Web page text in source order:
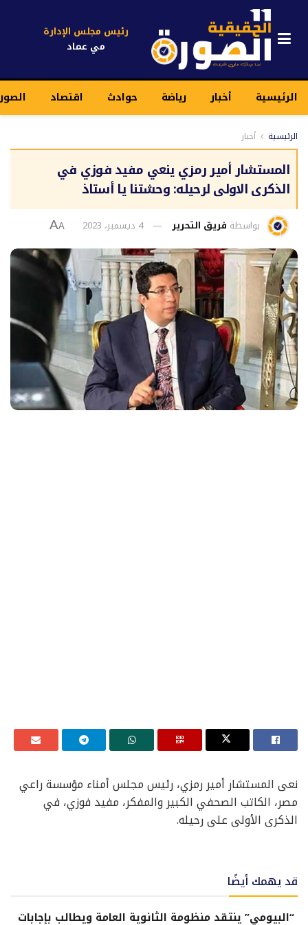
رئيس مجلس الإدارة
مي عماد
الرئيسية أخبار رياضة حوادث اقتصاد
الرئيسية أخبار
المستشار أمير رمزي ينعي مفيد فوزي في
الذكرى الاولى لرحيله: وحشتنا يا أستاذ
بواسطة فريق التحرير 4 ديسمبر، 2023 A
A
نعى المستشار أمير رمزي، رئيس مجلس أمناء مؤسسة راعي
مصر، الكاتب الصحفي الكبير والمفكر، مفيد فوزي، في
الذكرى الأولى على رحيله.
قد يهمك أيضًا
“البيومي” ينتقد منظومة الثانوية العامة ويطالب بإجابات